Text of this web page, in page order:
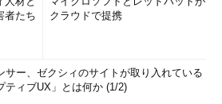
者たち
クラウドで提携
サー、ゼクシィのサイトが取り入れている
ティブUX」とは何か (1/2)